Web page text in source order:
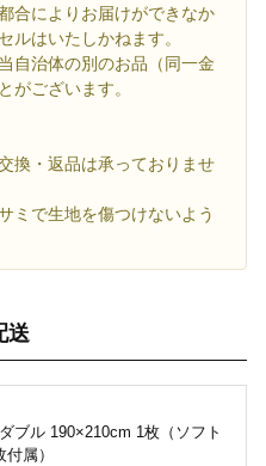
合によりお届けができなか
ルはいたしかねます。
自治体の別のお品（同一金
がございます。
換・返品は承っておりませ
ミで生地を傷つけないよう
送
ブル 190×210cm 1枚（ソフト
属）